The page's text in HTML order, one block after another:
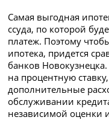
Самая выгодная
ссуда, по которой
платеж. Поэтому
ипотека, придется
банков
на процентную
дополнительные
обслуживании
независимой оценки